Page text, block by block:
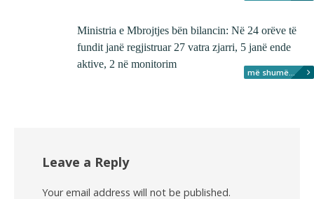
Ministria e Mbrojtjes bën bilancin: Në 24 orëve të
fundit janë regjistruar 27 vatra zjarri, 5 janë ende
aktive, 2 në monitorim
më shumë...
Leave a Reply
Your email address will not be published.